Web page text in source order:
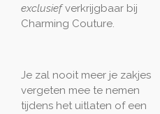
exclusiefverkrijgbaar bij
Charming Couture.
Je zal nooit meer je zakjes
vergeten mee te nemen
tijdens het uitlaten of een